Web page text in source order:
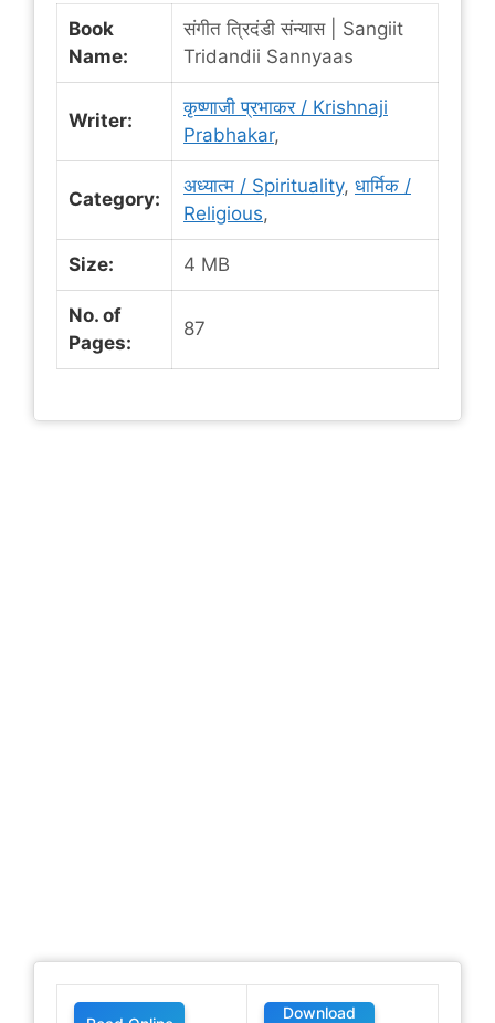
Book
Name:
संगीत त्रिदंडी संन्यास | Sangiit
Tridandii Sannyaas
Writer:
कृष्णाजी प्रभाकर / Krishnaji
Prabhakar,
Category:
अध्यात्म / Spirituality, धार्मिक /
Religious,
Size: 4 MB
No. of
Pages:
87
Download